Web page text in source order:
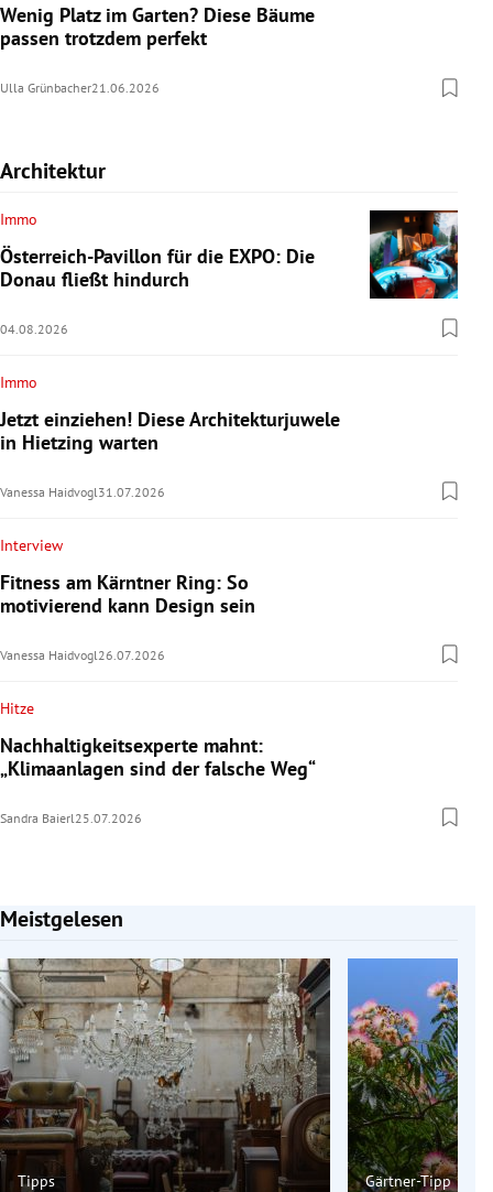
Wenig Platz im Garten? Diese Bäume
passen trotzdem perfekt
Ulla Grünbacher21.06.2026
Architektur
Immo
Österreich-Pavillon für die EXPO: Die
Donau fließt hindurch
04.08.2026
Immo
Jetzt einziehen! Diese Architekturjuwele
in Hietzing warten
Vanessa Haidvogl 31.07.2026
Interview
Fitness am Kärntner Ring: So
motivierend kann Design sein
Vanessa Haidvogl 26.07.2026
Hitze
Nachhaltigkeitsexperte mahnt:
„Klimaanlagen sind der falsche Weg“
Sandra Baierl 25.07.2026
Meistgelesen
Slide 1 von 7
Tipps Gärtner-Tipp